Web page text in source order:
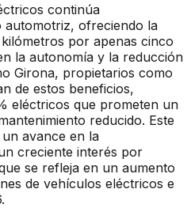
continúa
automotriz, ofreciendo la
por apenas cinco
la autonomía y la reducción
Girona, propietarios como
de estos beneficios,
eléctricos que prometen un
reducido. Este
avance en la
creciente interés por
se refleja en un aumento
de vehículos eléctricos e